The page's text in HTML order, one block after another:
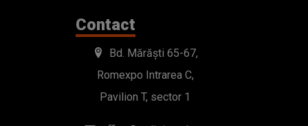
Contact
Bd. Mărăști 65-67,
Romexpo Intrarea C,
Pavilion T, sector 1